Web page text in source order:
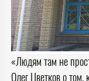
«Людям там не
Олег Цветков о